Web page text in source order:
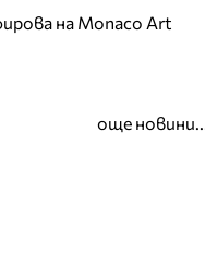
на Monaco Art
още новини...